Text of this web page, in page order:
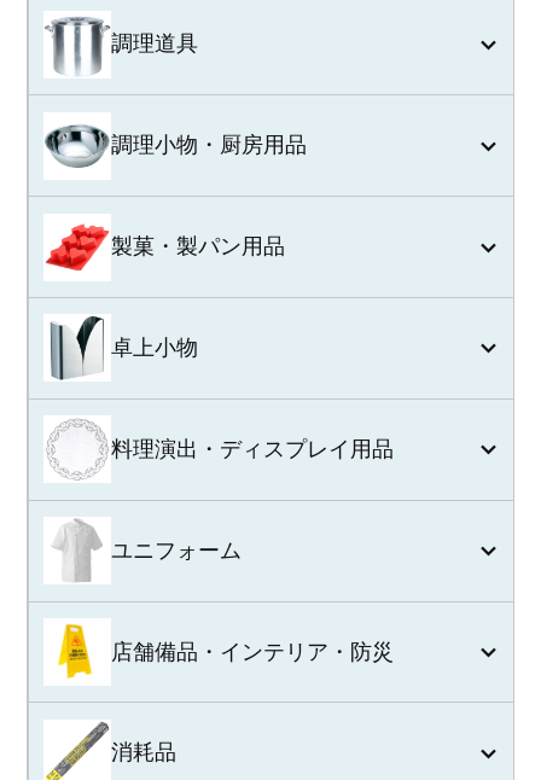
調理道具
調理小物・厨房用品
製菓・製パン用品
卓上小物
料理演出・ディスプレイ用品
ユニフォーム
店舗備品・インテリア・防災
消耗品